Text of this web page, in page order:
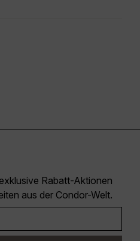
Rabatt-Aktionen
aus der Condor-Welt.